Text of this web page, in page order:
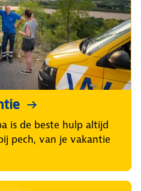
is de beste hulp altijd
pech, van je vakantie